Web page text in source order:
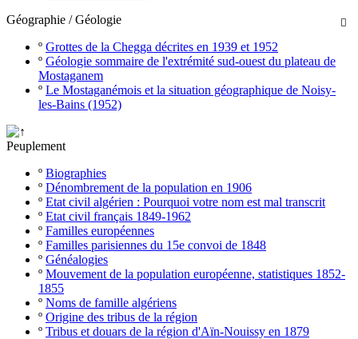

Géographie / Géologie
º Grottes de la Chegga décrites en 1939 et 1952
º Géologie sommaire de l'extrémité sud-ouest du plateau de
Mostaganem
º Le Mostaganémois et la situation géographique de Noisy-
les-Bains (1952)
Peuplement
º Biographies
º Dénombrement de la population en 1906
º Etat civil algérien : Pourquoi votre nom est mal transcrit
º Etat civil français 1849-1962
º Familles européennes
º Familles parisiennes du 15e convoi de 1848
º Généalogies
º Mouvement de la population européenne, statistiques 1852-
1855
º Noms de famille algériens
º Origine des tribus de la région
º Tribus et douars de la région d'Aïn-Nouissy en 1879